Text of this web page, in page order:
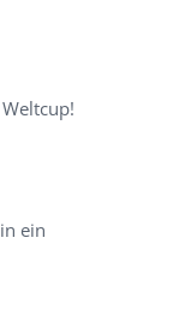
ein